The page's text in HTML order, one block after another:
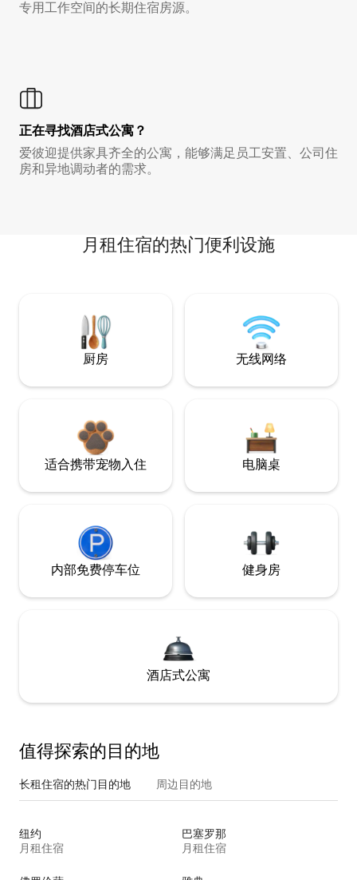
专用工作空间的长期住宿房源。
正在寻找酒店式公寓？
爱彼迎提供家具齐全的公寓，能够满足员工安置、公司住
房和异地调动者的需求。
月租住宿的热门便利设施
厨房 无线网络
适合携带宠物入住 电脑桌
内部免费停车位 健身房
酒店式公寓
值得探索的目的地
长租住宿的热门目的地 周边目的地
纽约
月租住宿
巴塞罗那
月租住宿